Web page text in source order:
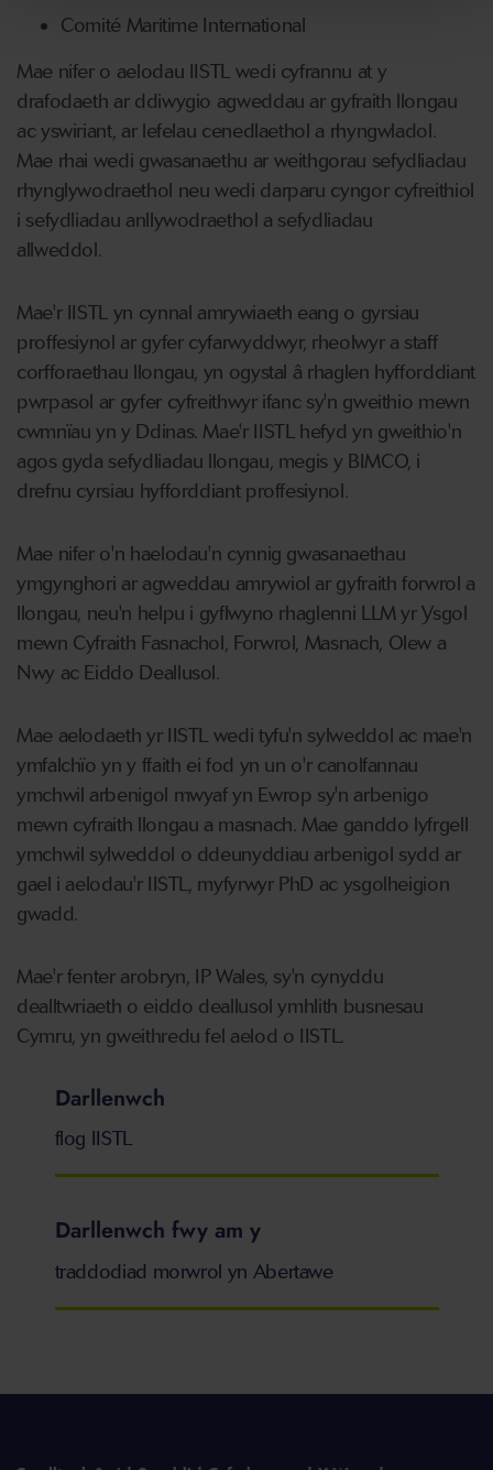
Comité Maritime International
Mae nifer o aelodau IISTL wedi cyfrannu at y
drafodaeth ar ddiwygio agweddau ar gyfraith llongau
ac yswiriant, ar lefelau cenedlaethol a rhyngwladol.
Mae rhai wedi gwasanaethu ar weithgorau sefydliadau
rhynglywodraethol neu wedi darparu cyngor cyfreithiol
i sefydliadau anllywodraethol a sefydliadau
allweddol.
Mae'r IISTL yn cynnal amrywiaeth eang o gyrsiau
proffesiynol ar gyfer cyfarwyddwyr, rheolwyr a staff
corfforaethau llongau, yn ogystal â rhaglen hyfforddiant
pwrpasol ar gyfer cyfreithwyr ifanc sy'n gweithio mewn
cwmnïau yn y Ddinas. Mae'r IISTL hefyd yn gweithio'n
agos gyda sefydliadau llongau, megis y BIMCO, i
drefnu cyrsiau hyfforddiant proffesiynol.
Mae nifer o'n haelodau'n cynnig gwasanaethau
ymgynghori ar agweddau amrywiol ar gyfraith forwrol a
llongau, neu'n helpu i gyflwyno rhaglenni LLM yr Ysgol
mewn Cyfraith Fasnachol, Forwrol, Masnach, Olew a
Nwy ac Eiddo Deallusol.
Mae aelodaeth yr IISTL wedi tyfu'n sylweddol ac mae'n
ymfalchïo yn y ffaith ei fod yn un o'r canolfannau
ymchwil arbenigol mwyaf yn Ewrop sy'n arbenigo
mewn cyfraith llongau a masnach. Mae ganddo lyfrgell
ymchwil sylweddol o ddeunyddiau arbenigol sydd ar
gael i aelodau'r IISTL, myfyrwyr PhD ac ysgolheigion
gwadd.
Mae'r fenter arobryn, IP Wales, sy'n cynyddu
dealltwriaeth o eiddo deallusol ymhlith busnesau
Cymru, yn gweithredu fel aelod o IISTL.
Darllenwch
flog IISTL
Darllenwch fwy am y
traddodiad morwrol yn Abertawe